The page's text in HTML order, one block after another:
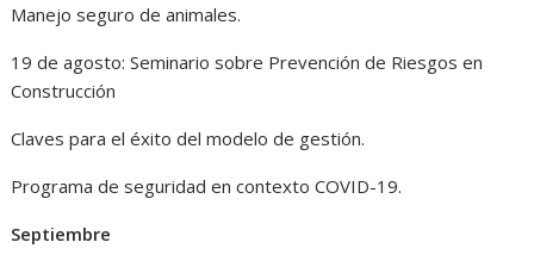
Manejo seguro de animales.
19 de agosto: Seminario sobre Prevención de Riesgos en
Construcción
Claves para el éxito del modelo de gestión.
Programa de seguridad en contexto COVID-19.
Septiembre